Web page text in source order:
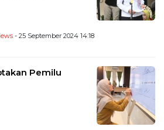
- 25 September 2024 14:18
Pemilu